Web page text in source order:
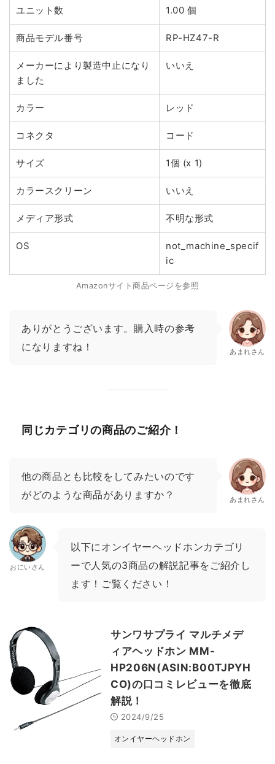
ユニット数 1.00 個
商品モデル番号 RP-HZ47-R
メーカーにより製造中止になり
ました
いいえ
カラー レッド
コネクタ コード
サイズ 1個 (x 1)
カラースクリーン いいえ
メディア形式 不明な形式
OS
not_machine_specif
ic
Amazonサイト商品ページを参照
ありがとうございます。購入時の参考
になりますね！
あまれさん
同じカテゴリの商品のご紹介！
他の商品とも比較をしてみたいのです
がどのような商品がありますか？
あまれさん
おにいさん
以下にオンイヤーヘッドホンカテゴリ
ーで人気の3商品の解説記事をご紹介し
ます！ご覧ください！
サンワサプライ マルチメデ
ィアヘッドホン MM-
HP206N(ASIN:B00TJPYH
CO)の口コミレビューを徹底
解説！
2024/9/25
オンイヤーヘッドホン